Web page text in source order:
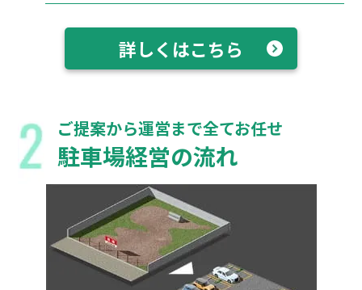
詳しくはこちら
ご提案から運営まで全てお任せ
駐車場経営の流れ